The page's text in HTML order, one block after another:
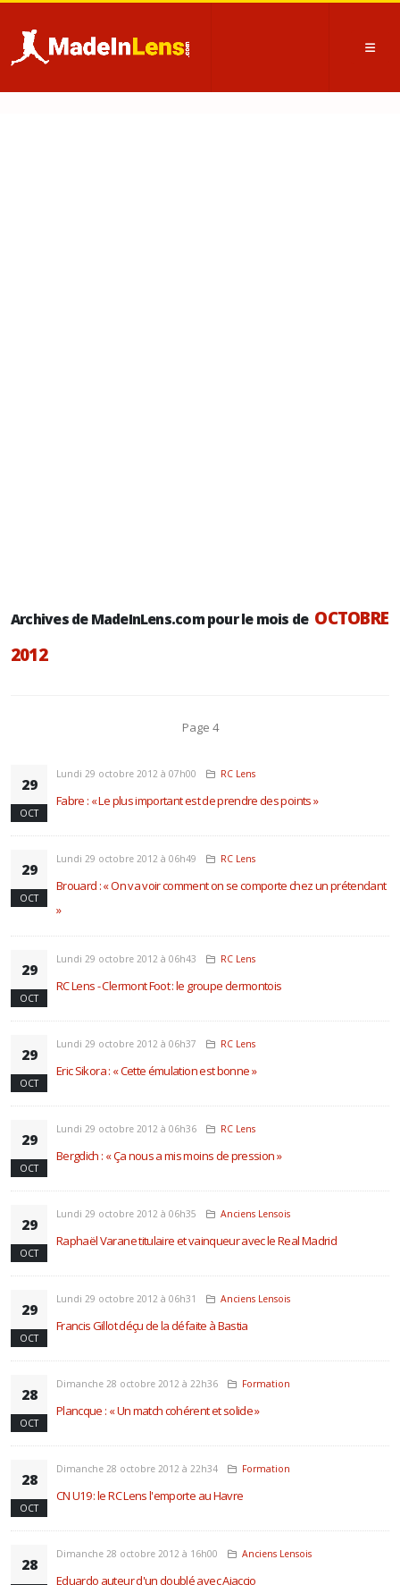
Archives de MadeInLens.com pour le mois de OCTOBRE
2012
Page 4
29
OCT
Lundi 29 octobre 2012 à 07h00 RC Lens
Fabre : « Le plus important est de prendre des points »
29
OCT
Lundi 29 octobre 2012 à 06h49 RC Lens
Brouard : « On va voir comment on se comporte chez un prétendant
»
29
OCT
Lundi 29 octobre 2012 à 06h43 RC Lens
RC Lens - Clermont Foot : le groupe clermontois
29
OCT
Lundi 29 octobre 2012 à 06h37 RC Lens
Eric Sikora : « Cette émulation est bonne »
29
OCT
Lundi 29 octobre 2012 à 06h36 RC Lens
Bergdich : « Ça nous a mis moins de pression »
29
OCT
Lundi 29 octobre 2012 à 06h35 Anciens Lensois
Raphaël Varane titulaire et vainqueur avec le Real Madrid
29
OCT
Lundi 29 octobre 2012 à 06h31 Anciens Lensois
Francis Gillot déçu de la défaite à Bastia
28
OCT
Dimanche 28 octobre 2012 à 22h36 Formation
Plancque : « Un match cohérent et solide »
28
OCT
Dimanche 28 octobre 2012 à 22h34 Formation
CN U19 : le RC Lens l'emporte au Havre
28
Dimanche 28 octobre 2012 à 16h00 Anciens Lensois
Eduardo auteur d'un doublé avec Ajaccio